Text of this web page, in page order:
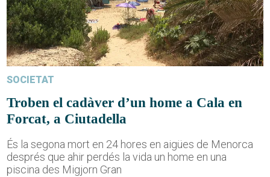
SOCIETAT
Troben el cadàver d’un home a Cala en
Forcat, a Ciutadella
És la segona mort en 24 hores en aigües de Menorca
després que ahir perdés la vida un home en una
piscina des Migjorn Gran